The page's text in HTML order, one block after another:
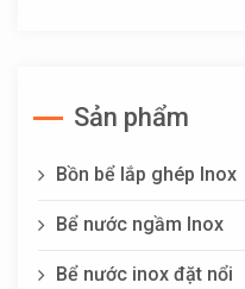
Sản phẩm
Bồn bể lắp ghép Inox
Bể nước ngầm Inox
Bể nước inox đặt nổi